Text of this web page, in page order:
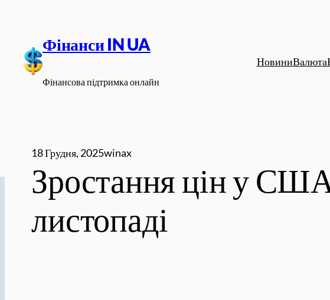
вмісту
Фінанси IN UA
Фінансова підтримка онлайн
НовиниВалюта
18 Грудня, 2025winax
Зростання цін у
листопаді